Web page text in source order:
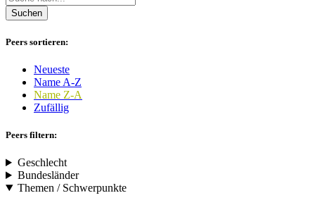
Suchen
Peers sortieren:
Neueste
Name A-Z
Name Z-A
Zufällig
Peers filtern:
Geschlecht
Bundesländer
Themen / Schwerpunkte